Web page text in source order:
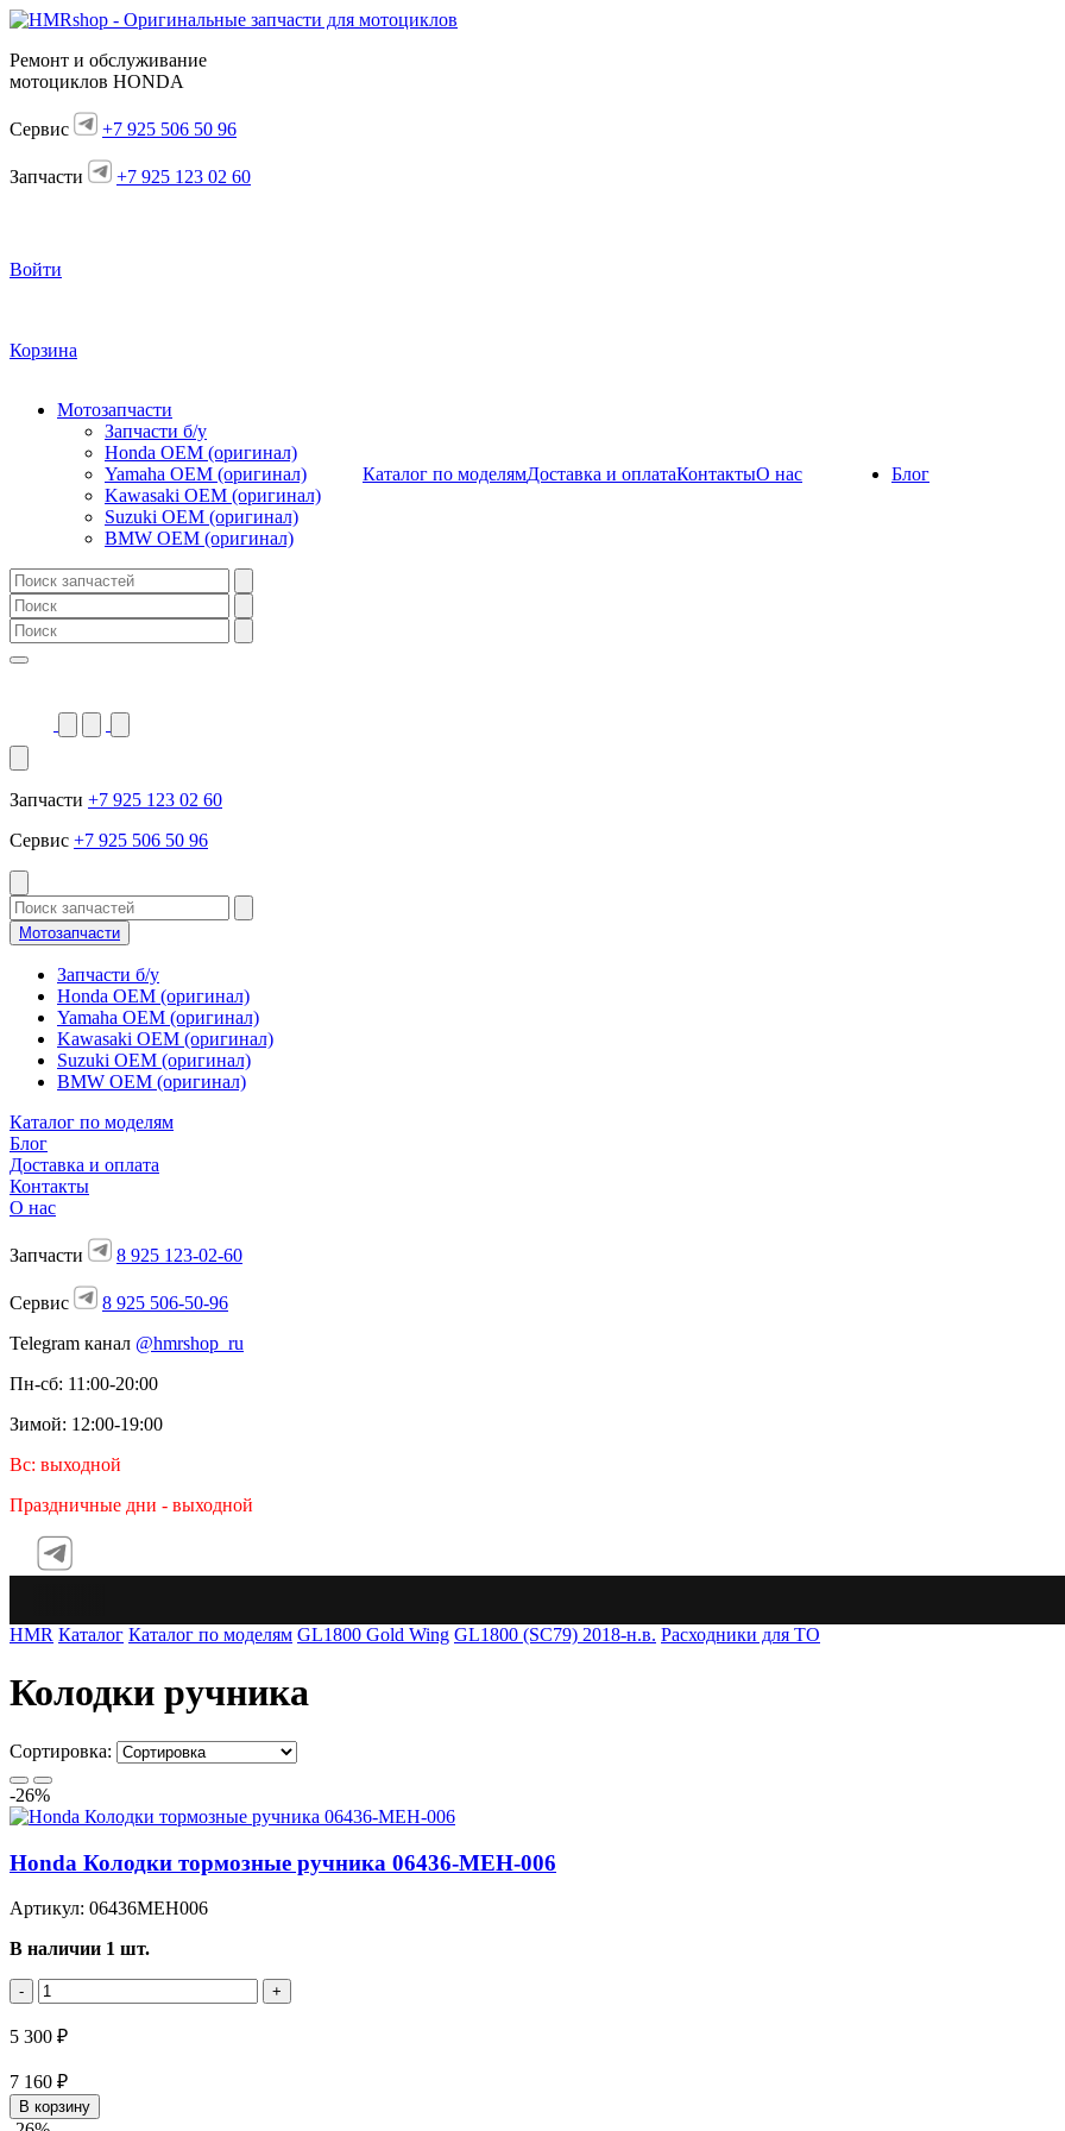
Ремонт и обслуживание
мотоциклов HONDA
Сервис +7 925 506 50 96
Запчасти +7 925 123 02 60
Войти
Корзина
Мотозапчасти
Запчасти б/у
Honda OEM (оригинал)
Yamaha OEM (оригинал)
Kawasaki OEM (оригинал)
Suzuki OEM (оригинал)
BMW OEM (оригинал)
Каталог по моделямДоставка и оплатаКонтактыО нас Блог
Запчасти +7 925 123 02 60
Сервис +7 925 506 50 96
Мотозапчасти
Запчасти б/у
Honda OEM (оригинал)
Yamaha OEM (оригинал)
Kawasaki OEM (оригинал)
Suzuki OEM (оригинал)
BMW OEM (оригинал)
Каталог по моделям
Блог
Доставка и оплата
Контакты
О нас
Запчасти 8 925 123-02-60
Сервис
8 925 506-50-96
Telegram канал @hmrshop_ru
Пн-сб: 11:00-20:00
Зимой: 12:00-19:00
Вс: выходной
Праздничные дни - выходной
HMR Каталог Каталог по моделям GL1800 Gold Wing GL1800 (SC79) 2018-н.в. Расходники для ТО
Колодки ручника
Сортировка:
-26%
Honda Колодки тормозные ручника 06436-MEH-006
Артикул: 06436MEH006
В наличии 1 шт.
- +
5 300 ₽
7 160 ₽
В корзину